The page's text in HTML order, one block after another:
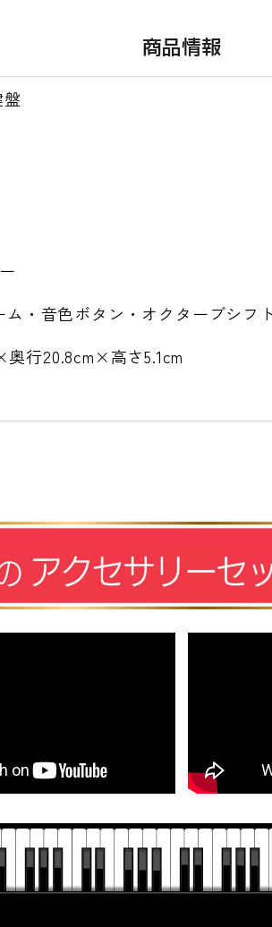
商品情報
ム・音色ボタン・オクターブシフ
行20.8cm×高さ5.1cm